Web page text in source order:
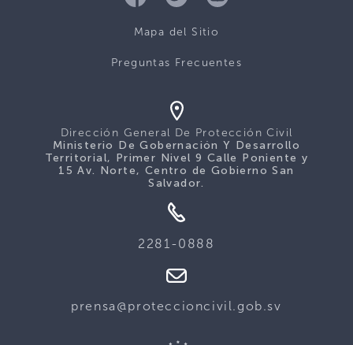
Mapa del Sitio
Preguntas Frecuentes
Dirección General De Protección Civil
Ministerio De Gobernación Y Desarrollo
Territorial, Primer Nivel 9 Calle Poniente y
15 Av. Norte, Centro de Gobierno San
Salvador.
2281-0888
prensa@proteccioncivil.gob.sv